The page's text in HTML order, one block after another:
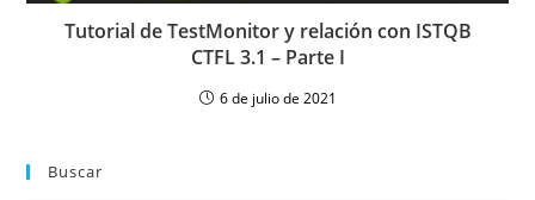
Tutorial de TestMonitor y relación con ISTQB
CTFL 3.1 – Parte I
6 de julio de 2021
Buscar